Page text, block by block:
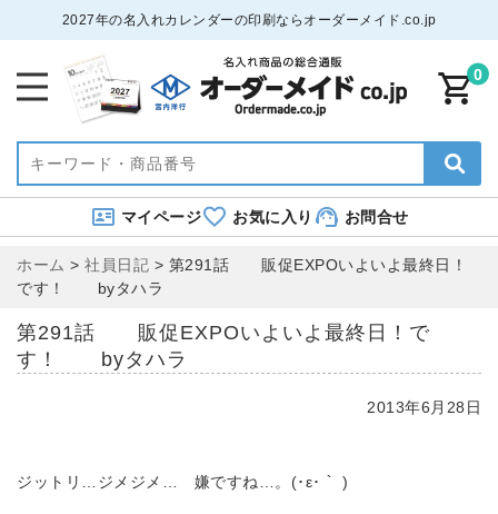
2027年の名入れカレンダーの印刷ならオーダーメイド.co.jp
0
マイページ お気に入り お問合せ
ホーム > 社員日記 > 第291話 販促EXPOいよいよ最終日！
です！ byタハラ
第291話 販促EXPOいよいよ最終日！で
す！ byタハラ
2013年6月28日
ジットリ…ジメジメ… 嫌ですね…。(･ε･｀ )